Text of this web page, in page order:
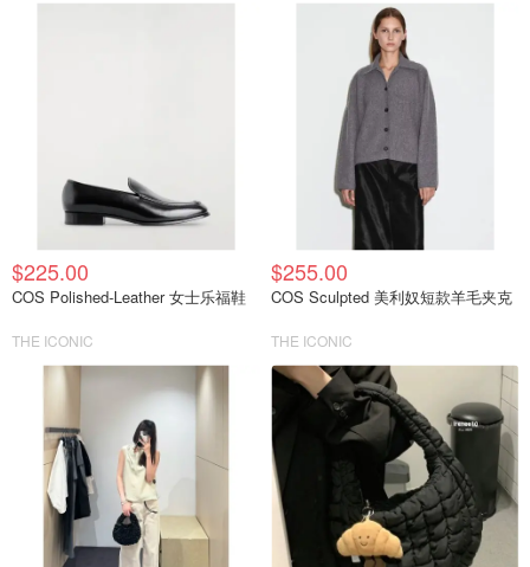
$225.00
COS Polished-Leather 女士乐福鞋
THE ICONIC
$255.00
COS Sculpted 美利奴短款羊毛夹克
THE ICONIC